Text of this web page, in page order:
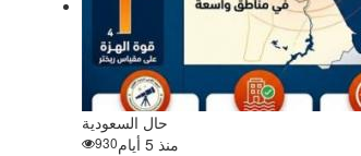
حال السعودية
منذ 5 أيام
930